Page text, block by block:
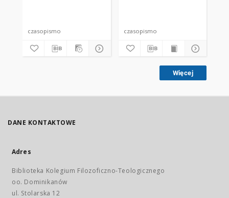
czasopismo czasopismo
Więcej
DANE KONTAKTOWE
Adres
Biblioteka Kolegium Filozoficzno-Teologicznego
oo. Dominikanów
ul. Stolarska 12